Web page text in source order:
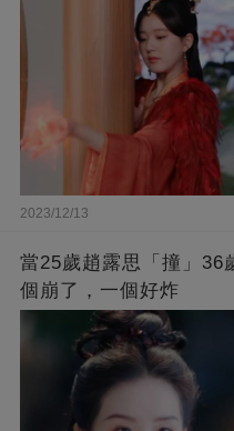
2023/12/13
當25歲趙露思「撞」36
個崩了，一個好炸